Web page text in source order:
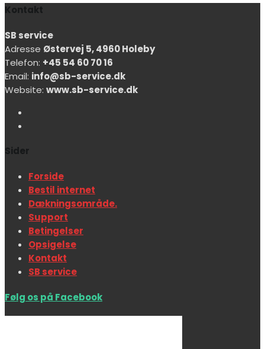
Kontakt
SB service
Adresse Østervej 5, 4960 Holeby
Telefon: +45 54 60 70 16
Email: info@sb-service.dk
Website: www.sb-service.dk
Sider
Forside
Bestil internet
Dækningsområde.
Support
Betingelser
Opsigelse
Kontakt
SB service
Følg os på Facebook